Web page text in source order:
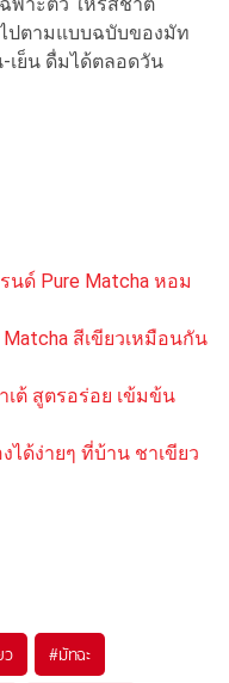
ปตามแบบฉบับของมัท
-เย็น ดื่มได้ตลอดวัน
นด์ Pure Matcha หอม
สีเขียวเหมือนกัน
ต้ สูตรอร่อย เข้มข้น
ได้ง่ายๆ ที่บ้าน ชาเขียว
ว #มัทฉะ